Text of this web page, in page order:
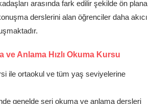
arasında fark edilir şekilde ön plana
derslerini alan öğrenciler daha akıcı
ve Anlama Hızlı Okuma Kursu
ile ortaokul ve tüm yaş seviyelerine
genelde seri okuma ve anlama dersleri